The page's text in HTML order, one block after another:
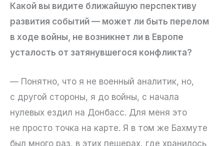
Какой вы видите ближайшую перспективу
развития событий — может ли быть перелом
в ходе войны, не возникнет ли в Европе
усталость от затянувшегося конфликта?
— Понятно, что я не военный аналитик, но,
с другой стороны, я до войны, с начала
нулевых ездил на Донбасс. Для меня это
не просто точка на карте. Я в том же Бахмуте
был много раз, в этих пещерах, где хранилось